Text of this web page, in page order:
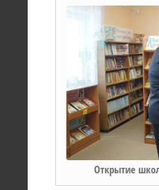
Открытие